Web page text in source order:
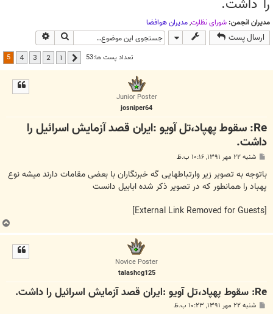
مدیران انجمن: شوراي نظارت,مديران هوافضا
ارسال پست جستجو
تعداد پست ها:53 قبلی 1
2
3
4
5
Junior Poster
josniper64
Re: سقوط پهپاد،تل آویو :ایران قصد آزمایش اسرائیل را
داشت.
ت
شنبه ۲۲ مهر ۱۳۹۱, ۱۰:۱۶ ب.ظ
باتوجه به تصویر زیر وارتباطهایی گه خبرنگاران با بعضی مقامات دارند میشه نوع
پهباد را همانطور که در تصویر ذکر شده ابابیل دانست
[External Link Removed for Guests]
Novice Poster
talashcg125
Re: سقوط پهپاد،تل آویو :ایران قصد آزمایش اسرائیل را داشت.
شنبه ۲۲ مهر ۱۳۹۱, ۱۰:۲۳ ب.ظ